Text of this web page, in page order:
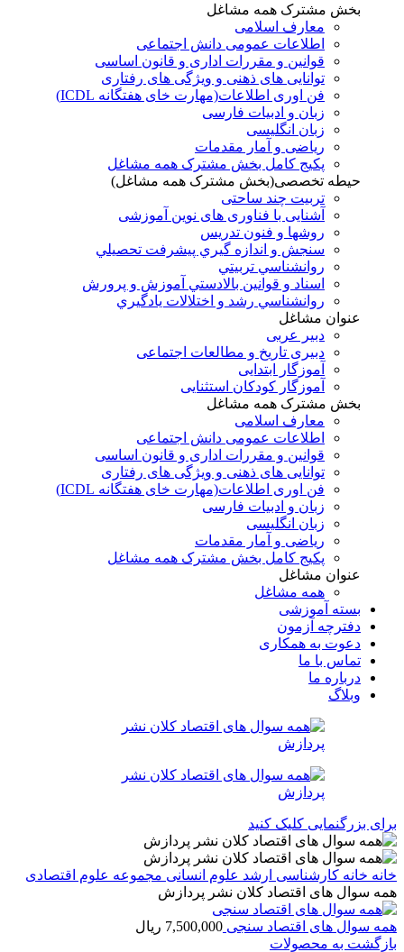
بخش مشترک همه مشاغل
معارف اسلامی
اطلاعات عمومی دانش اجتماعی
قوانین و مقررات اداری و قانون اساسی
توانایی های ذهنی و ویژگی های رفتاری
فن اوری اطلاعات(مهارت خای هفتگانه ICDL)
زبان و ادبیات فارسی
زبان انگلیسی
ریاضی و آمار مقدمات
پکیج کامل بخش مشترک همه مشاغل
حیطه تخصصی(بخش مشترک همه مشاغل)
تربیت چند ساحتی
آشنایی با فناوری های نوین آموزشی
روشها و فنون تدريس
سنجش و اندازه گيري پيشرفت تحصيلي
روانشناسي تربيتي
اسناد و قوانين بالادستي آموزش و پرورش
روانشناسي رشد و اختلالات يادگيري
عنوان مشاغل
دبير عربی
دبیری تاریخ و مطالعات اجتماعی
آموزگار ابتدایی
آموزگار کودکان استثنایی
بخش مشترک همه مشاغل
معارف اسلامی
اطلاعات عمومی دانش اجتماعی
قوانین و مقررات اداری و قانون اساسی
توانایی های ذهنی و ویژگی های رفتاری
فن اوری اطلاعات(مهارت خای هفتگانه ICDL)
زبان و ادبیات فارسی
زبان انگلیسی
ریاضی و آمار مقدمات
پکیج کامل بخش مشترک همه مشاغل
عنوان مشاغل
همه مشاغل
بسته آموزشی
دفترچه آزمون
دعوت به همکاری
تماس با ما
درباره ما
وبلاگ
برای بزرگنمایی کلیک کنید
خانه خانه کارشناسی ارشد علوم انسانی مجموعه علوم اقتصادی
همه سوال های اقتصاد کلان نشر پردازش
همه سوال های اقتصاد سنجی 7,500,000 ریال
بازگشت به محصولات